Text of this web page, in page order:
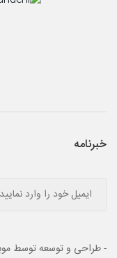
خبرنامه
- طراحی و توسعه توسط